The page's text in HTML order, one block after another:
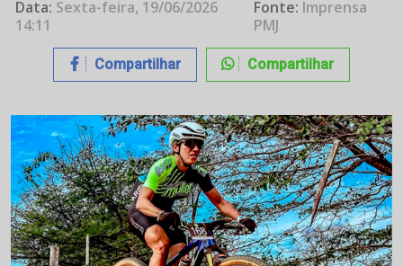
Data: Sexta-feira, 19/06/2026
14:11
Fonte: Imprensa
PMJ
Compartilhar Compartilhar